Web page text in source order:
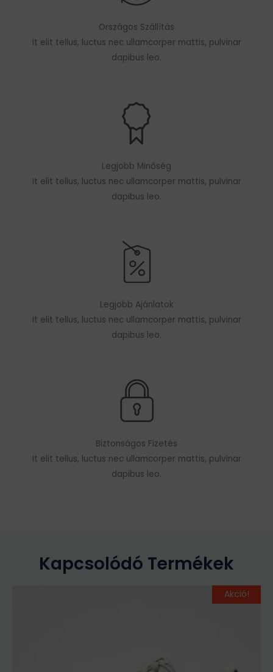
Országos Szállítás
It elit tellus, luctus nec ullamcorper mattis, pulvinar
dapibus leo.
Legjobb Minőség
It elit tellus, luctus nec ullamcorper mattis, pulvinar
dapibus leo.
Legjobb Ajánlatok
It elit tellus, luctus nec ullamcorper mattis, pulvinar
dapibus leo.
Biztonságos Fizetés
It elit tellus, luctus nec ullamcorper mattis, pulvinar
dapibus leo.
Kapcsolódó Termékek
Akció!
van.